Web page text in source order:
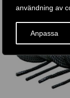
användning av
Anpassa